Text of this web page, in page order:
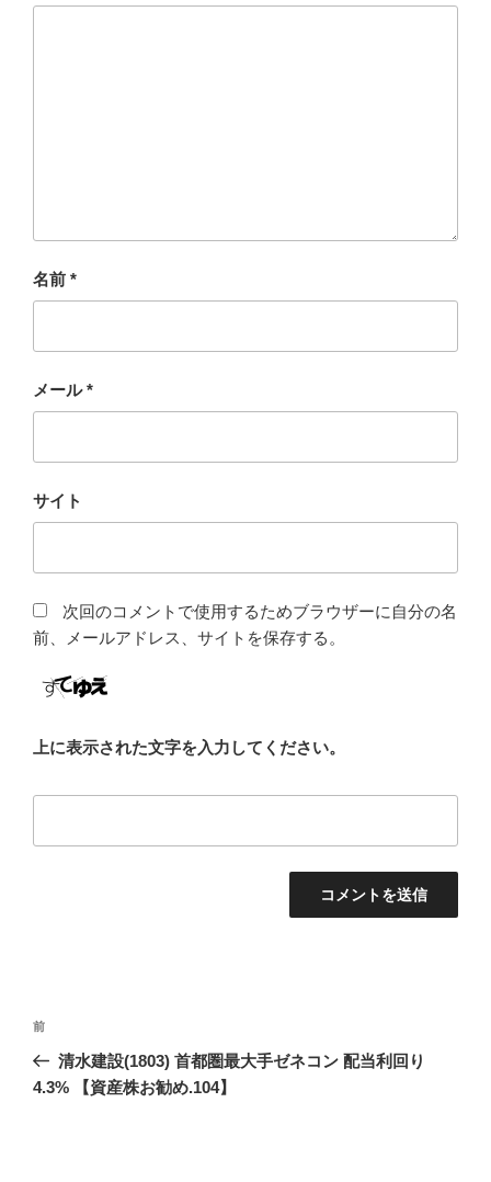
名前 *
メール*
サイト
次回のコメントで使用するためブラウザーに自分の名
前、メールアドレス、サイトを保存する。
上に表示された文字を入力してください。
投
ナ
前
の
投
前
清水建設(1803) 首都圏最大手ゼネコン 配当利回り
4.3% 【資産株お勧め.104】